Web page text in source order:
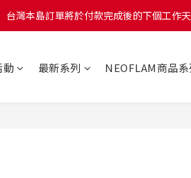
台灣本島訂單將於付款完成後的下個工作
台灣本島訂單將於付款完成後的下個工作
台灣本島訂單將於付款完成後的下個工作
動 最新系列 NEOFLAM商品系